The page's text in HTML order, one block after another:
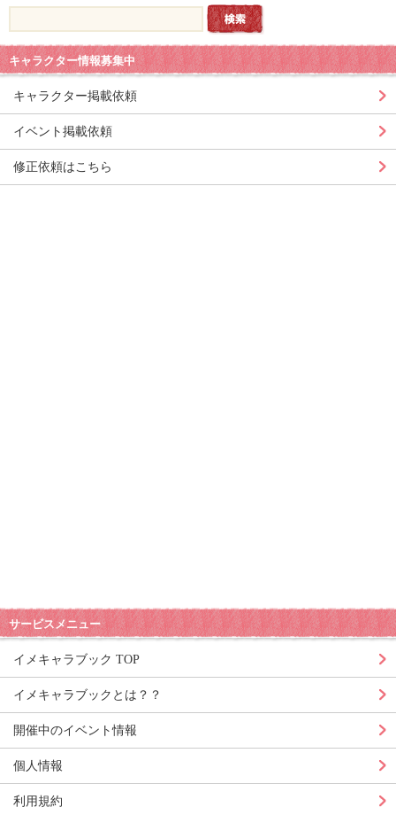
キャラクター情報募集中
キャラクター掲載依頼
イベント掲載依頼
修正依頼はこちら
サービスメニュー
イメキャラブック TOP
イメキャラブックとは？？
開催中のイベント情報
個人情報
利用規約